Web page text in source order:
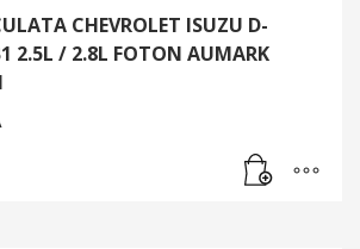
CHEVROLET ISUZU D-
2.5L / 2.8L FOTON AUMARK